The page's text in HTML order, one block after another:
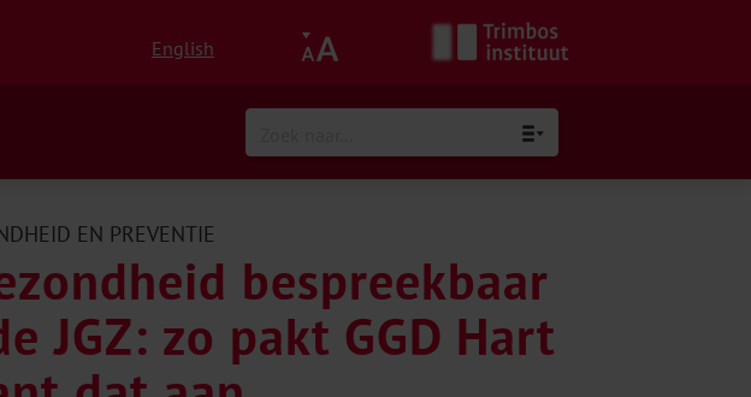
English
EN PREVENTIE
bespreekbaar
JGZ: zo pakt GGD Hart